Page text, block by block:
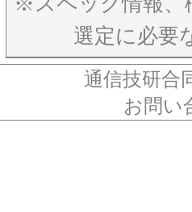
選定に必要
通信技研合
お問い